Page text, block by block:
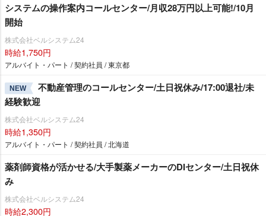
システムの操作案内コールセンター/月収28万円以上可能!/10月
開始
株式会社ベルシステム24
時給1,750円
アルバイト・パート / 契約社員 / 東京都
NEW
不動産管理のコールセンター/土日祝休み/17:00退社/未
経験歓迎
株式会社ベルシステム24
時給1,350円
アルバイト・パート / 契約社員 / 北海道
薬剤師資格が活かせる/大手製薬メーカーのDIセンター/土日祝休
み
株式会社ベルシステム24
時給2,300円